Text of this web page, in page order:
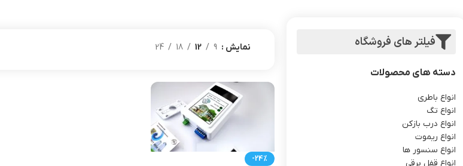
فیلتر های فروشگاه
دسته های محصولات
انواع باطری
انواع تگ
انواع درب بازکن
انواع ریموت
انواع سنسور ها
انواع قفل برقی
نمایش 9
12
18
24
-24%